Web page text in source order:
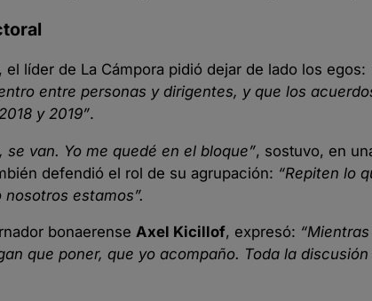
líder de La Cámpora pidió dejar de lado los egos:
entre personas y dirigentes, y que los
y 2019”.
van. Yo me quedé en el bloque”, sostuvo, en
defendió el rol de su agrupación: “Repiten lo
estamos”.
bonaerense Axel Kicillof, expresó:
que poner, que yo acompaño. Toda la